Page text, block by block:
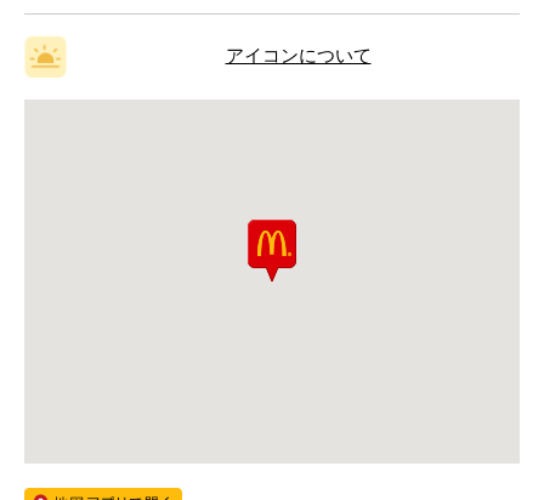
アイコンについて